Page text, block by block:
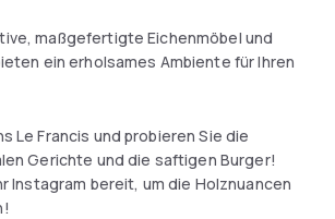
Frankfurt Messe Convention Centre
are just 750 m from the property, while
and central shopping district can easily
maßgefertigte Eichenmöbel und
ein erholsames Ambiente für Ihren
Le Francis und probieren Sie die
Gerichte und die saftigen Burger!
Instagram bereit, um die Holznuancen